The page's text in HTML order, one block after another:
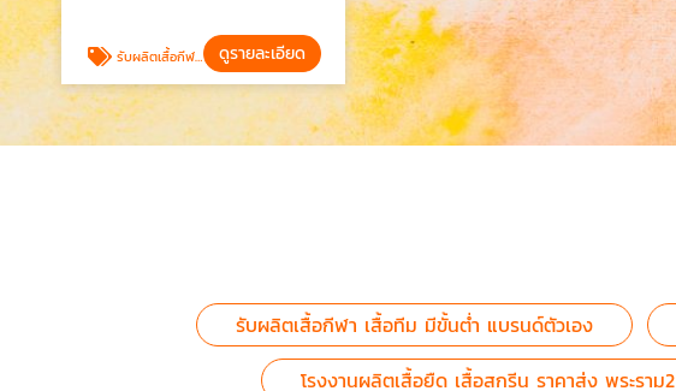
รับผลิตเสื้อกีฬา เสื้อทีม มีขั้นต่ำ แบรนด์ตัวเอง ดูรายละเอียด
รับผลิตเสื้อกีฬา เสื้อทีม มีขั้นต่ำ แบรนด์ตัวเอง
โรงงานผลิตเสื้อยืด เสื้อสกรีน ราคาส่ง พระราม2